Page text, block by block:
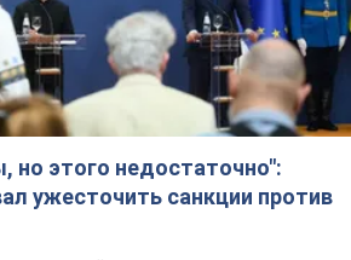
европейских партнеров за
у Турции 70 баллистических
вооружение: в Госдепе
список